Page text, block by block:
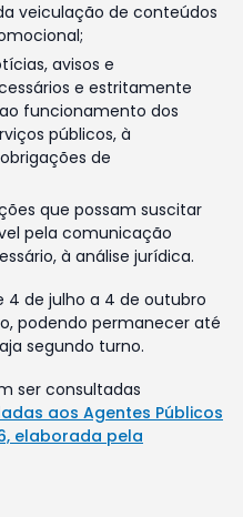
veiculação de conteúdos
avisos e
e estritamente
funcionamento dos
públicos, à
de
que possam suscitar
pela comunicação
à análise jurídica.
4 de julho a 4 de outubro
podendo permanecer até
segundo turno.
ser consultadas
aos Agentes Públicos
elaborada pela